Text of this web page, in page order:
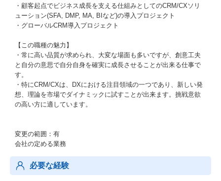
・顧客起点でビジネス成長を支える仕組みとしてのCRM/CXソリ
ューション(SFA, DMP, MA, BIなど)の導入プロジェクト
・グローバルCRM導入プロジェクト
【この職種の魅力】
・常に高い品質が求められ、大変な場面も多いですが、創意工夫
と自分の意思で自分自身を確実に成長させることが出来る仕事で
す。
・特にCRM/CXは、DXにおける注目領域の一つであり、新しい発
想、理論を市場でダイナミックに試すことが出来ます。挑戦意欲
の高い方に適しています。
変更の範囲：有
会社の定める業務
必要な経験